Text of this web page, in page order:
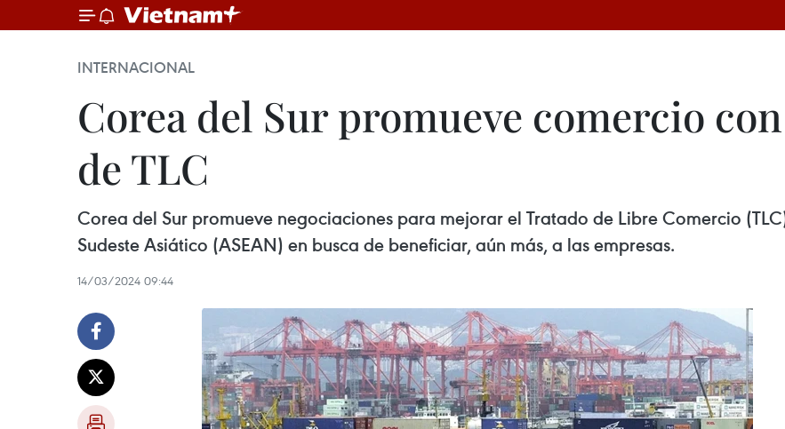
INTERNACIONAL
Corea del Sur promueve comercio
de TLC
Corea del Sur promueve negociaciones para mejorar el Tratado de Libre Comercio
Sudeste Asiático (ASEAN) en busca de beneficiar, aún más, a las empresas.
14/03/2024 09:44